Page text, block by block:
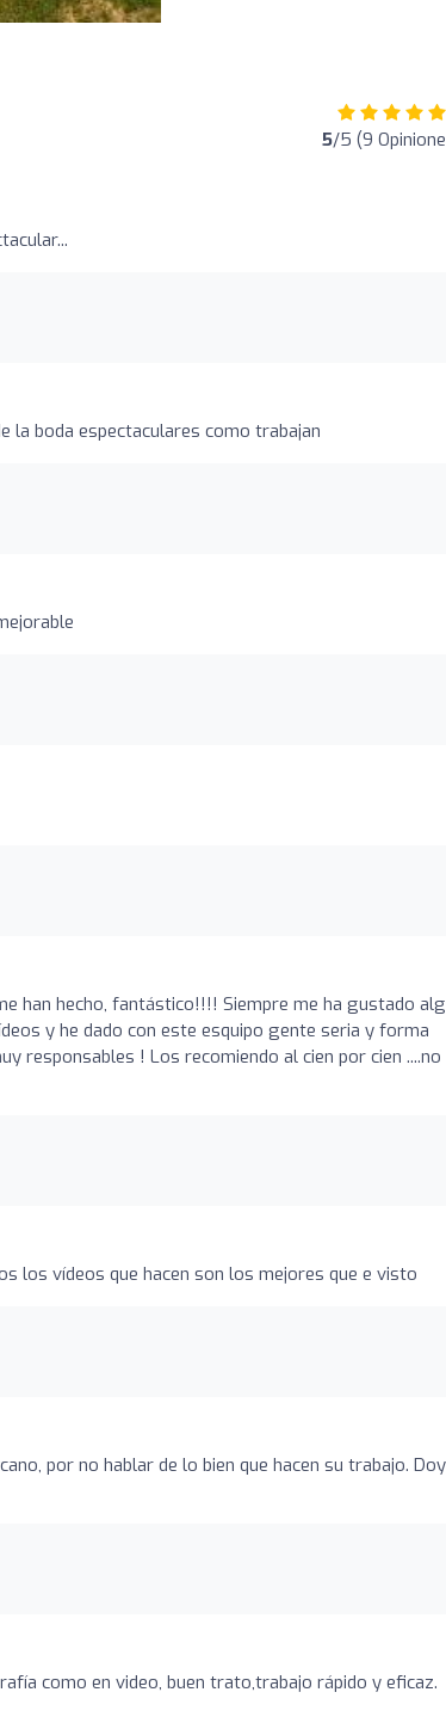
5/5 (9
la boda espectaculares como trabajan
han hecho, fantástico!!!! Siempre me ha gustado
y he dado con este esquipo gente seria y forma
responsables ! Los recomiendo al cien por cien
los vídeos que hacen son los mejores que e visto
por no hablar de lo bien que hacen su trabajo.
como en video, buen trato,trabajo rápido y eficaz.